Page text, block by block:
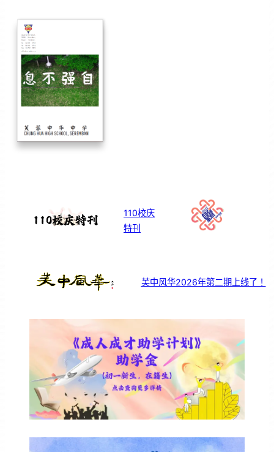
110校庆
特刊
芙中风华2026年第二期上线了！